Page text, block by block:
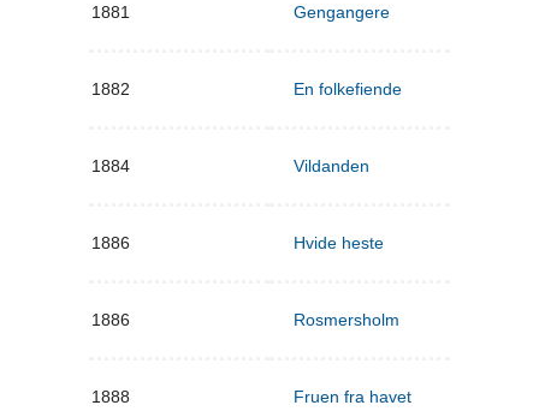
1881 Gengangere
1882 En folkefiende
1884 Vildanden
1886 Hvide heste
1886 Rosmersholm
1888 Fruen fra havet